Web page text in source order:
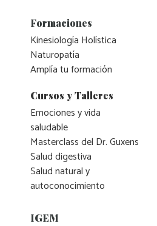
Formaciones
Kinesiología Holística
Naturopatía
Amplía tu formación
Cursos y Talleres
Emociones y vida
saludable
Masterclass del Dr. Guxens
Salud digestiva
Salud natural y
autoconocimiento
IGEM